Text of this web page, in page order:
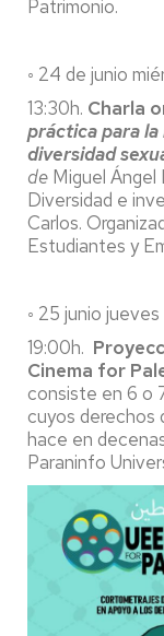
Patrimonio.
◦ 24 de junio
13:30h. Charla
práctica para
diversidad
de Miguel Ángel
Diversidad e
Carlos.
Estudiantes y
◦ 25 junio jueves
19:00h.
Cinema for
consiste en 6 o
cuyos derechos
hace en
Paraninfo